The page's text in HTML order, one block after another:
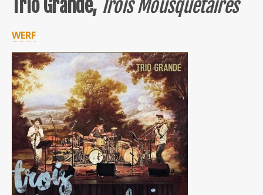
Trio Grande, Trois Mousquetaires
WERF